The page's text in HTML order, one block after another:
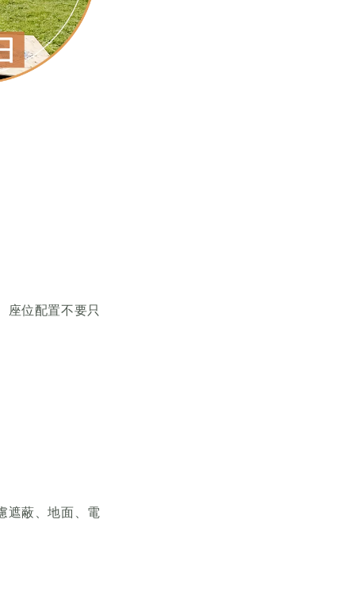
座位配置不要只
遮蔽、地面、電